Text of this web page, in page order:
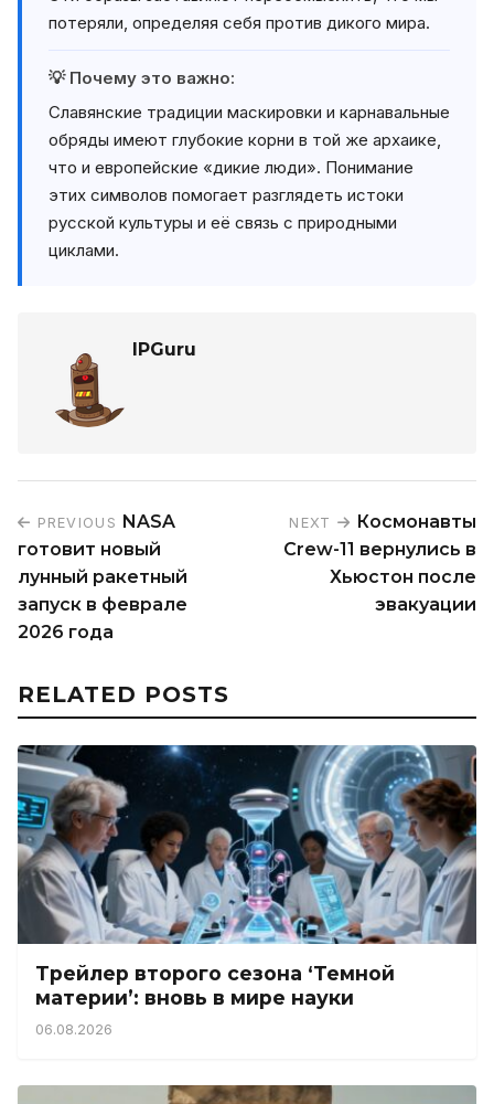
потеряли, определяя себя против дикого мира.
💡 Почему это важно:
Славянские традиции маскировки и карнавальные
обряды имеют глубокие корни в той же архаике,
что и европейские «дикие люди». Понимание
этих символов помогает разглядеть истоки
русской культуры и её связь с природными
циклами.
IPGuru
PREVIOUS NASA
готовит новый
лунный ракетный
запуск в феврале
2026 года
NEXT
Космонавты
Crew-11 вернулись в
Хьюстон после
эвакуации
RELATED POSTS
Трейлер второго сезона ‘Темной
материи’: вновь в мире науки
06.08.2026